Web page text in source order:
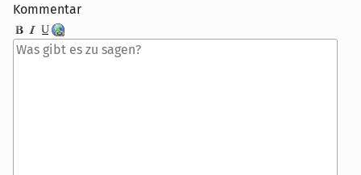
Kommentar